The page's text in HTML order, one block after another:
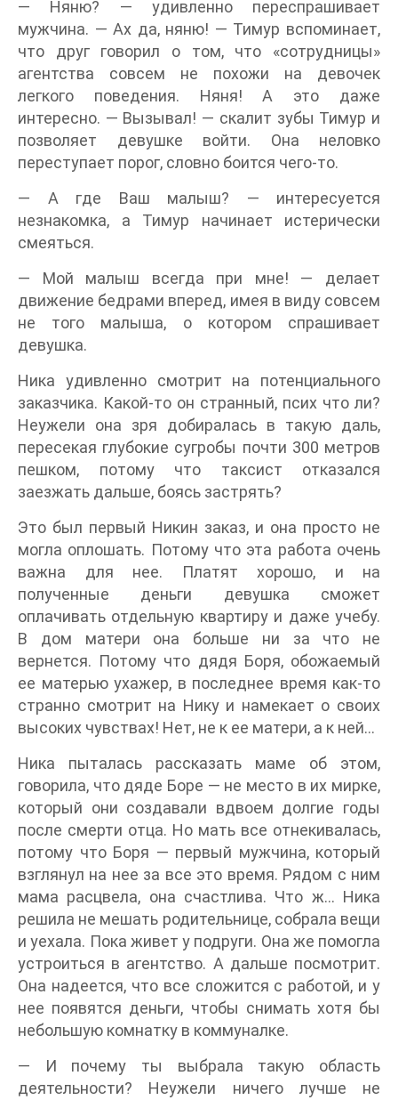
— Няню? — удивленно переспрашивает
мужчина. — Ах да, няню! — Тимур вспоминает,
что друг говорил о том, что «сотрудницы»
агентства совсем не похожи на девочек
легкого поведения. Няня! А это даже
интересно. — Вызывал! — скалит зубы Тимур и
позволяет девушке войти. Она неловко
переступает порог, словно боится чего-то.
— А где Ваш малыш? — интересуется
незнакомка, а Тимур начинает истерически
смеяться.
— Мой малыш всегда при мне! — делает
движение бедрами вперед, имея в виду совсем
не того малыша, о котором спрашивает
девушка.
Ника удивленно смотрит на потенциального
заказчика. Какой-то он странный, псих что ли?
Неужели она зря добиралась в такую даль,
пересекая глубокие сугробы почти 300 метров
пешком, потому что таксист отказался
заезжать дальше, боясь застрять?
Это был первый Никин заказ, и она просто не
могла оплошать. Потому что эта работа очень
важна для нее. Платят хорошо, и на
полученные деньги девушка сможет
оплачивать отдельную квартиру и даже учебу.
В дом матери она больше ни за что не
вернется. Потому что дядя Боря, обожаемый
ее матерью ухажер, в последнее время как-то
странно смотрит на Нику и намекает о своих
высоких чувствах! Нет, не к ее матери, а к ней…
Ника пыталась рассказать маме об этом,
говорила, что дяде Боре — не место в их мирке,
который они создавали вдвоем долгие годы
после смерти отца. Но мать все отнекивалась,
потому что Боря — первый мужчина, который
взглянул на нее за все это время. Рядом с ним
мама расцвела, она счастлива. Что ж… Ника
решила не мешать родительнице, собрала вещи
и уехала. Пока живет у подруги. Она же помогла
устроиться в агентство. А дальше посмотрит.
Она надеется, что все сложится с работой, и у
нее появятся деньги, чтобы снимать хотя бы
небольшую комнатку в коммуналке.
— И почему ты выбрала такую область
деятельности? Неужели ничего лучше не